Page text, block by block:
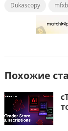
c
o
k
o
n
l
Dukascopy
Похожие